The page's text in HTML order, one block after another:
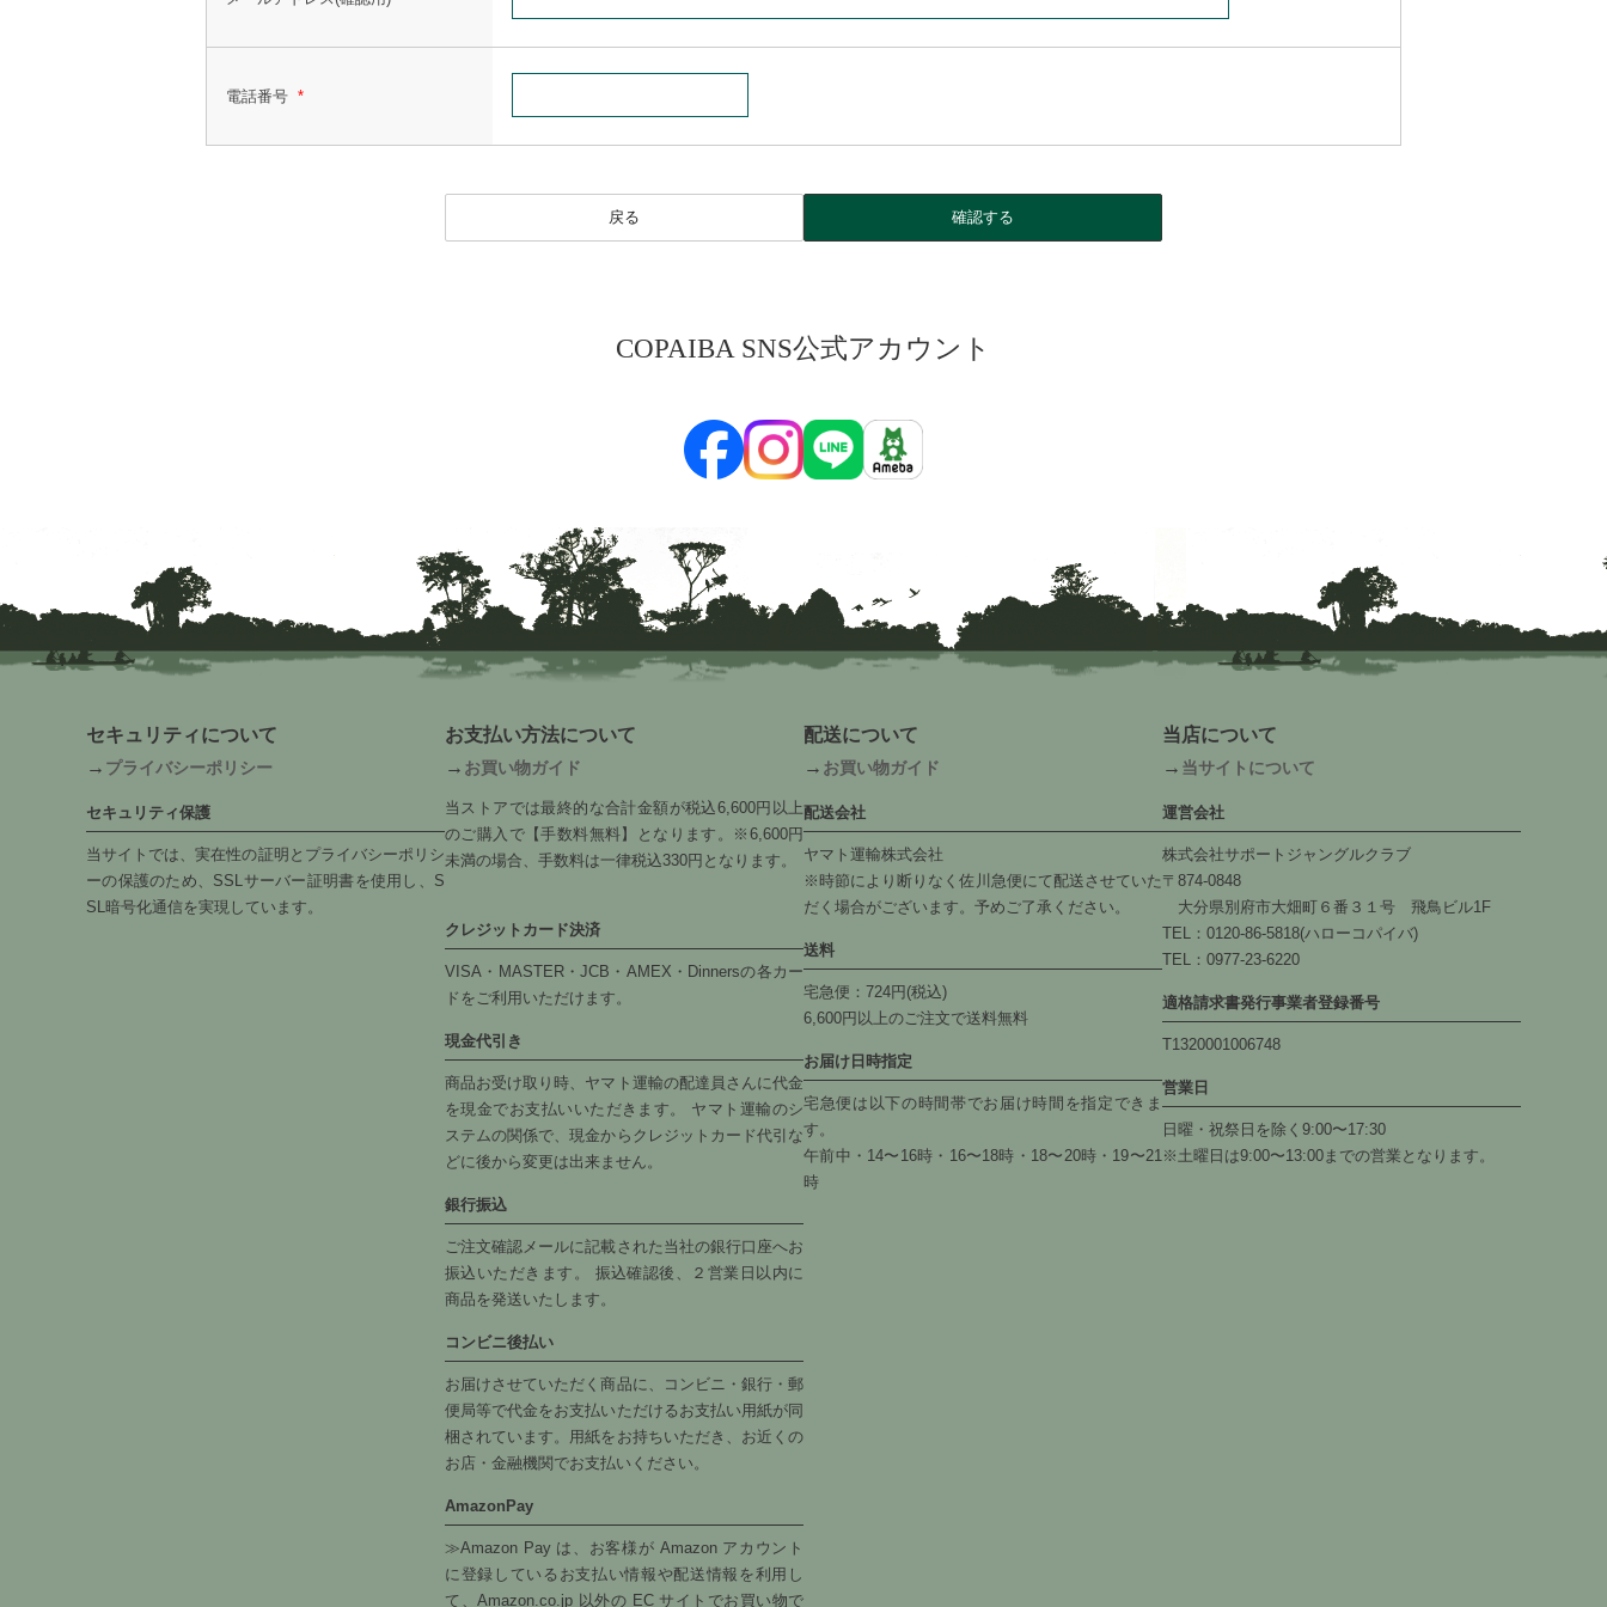
電話番号 *
確認する
戻る
COPAIBA SNS公式アカウント
セキュリティについて
→ プライバシーポリシー
セキュリティ保護
当サイトでは、実在性の証明とプライバシーポリシ
ーの保護のため、SSLサーバー証明書を使用し、S
SL暗号化通信を実現しています。
お支払い方法について
→ お買い物ガイド
当ストアでは最終的な合計金額が税込6,600円以上
のご購入で【手数料無料】となります。※6,600円
未満の場合、手数料は一律税込330円となります。
クレジットカード決済
VISA・MASTER・JCB・AMEX・Dinnersの各カー
ドをご利用いただけます。
現金代引き
商品お受け取り時、ヤマト運輸の配達員さんに代金
を現金でお支払いいただきます。 ヤマト運輸のシ
ステムの関係で、現金からクレジットカード代引な
どに後から変更は出来ません。
銀行振込
ご注文確認メールに記載された当社の銀行口座へお
振込いただきます。 振込確認後、２営業日以内に
商品を発送いたします。
コンビニ後払い
お届けさせていただく商品に、コンビニ・銀行・郵
便局等で代金をお支払いただけるお支払い用紙が同
梱されています。用紙をお持ちいただき、お近くの
お店・金融機関でお支払いください。
AmazonPay
≫Amazon Pay は、お客様が Amazon アカウント
に登録しているお支払い情報や配送情報を利用し
て、Amazon.co.jp 以外の EC サイトでお買い物で
配送について
→ お買い物ガイド
配送会社
ヤマト運輸株式会社
※時節により断りなく佐川急便にて配送させていた
だく場合がございます。予めご了承ください。
送料
宅急便：724円(税込)
6,600円以上のご注文で送料無料
お届け日時指定
宅急便は以下の時間帯でお届け時間を指定できま
す。
午前中・14〜16時・16〜18時・18〜20時・19〜21
時
当店について
→ 当サイトについて
運営会社
株式会社サポートジャングルクラブ
〒874-0848
大分県別府市大畑町６番３１号 飛鳥ビル1F
TEL：0120-86-5818(ハローコパイバ)
TEL：0977-23-6220
適格請求書発行事業者登録番号
T1320001006748
営業日
日曜・祝祭日を除く9:00〜17:30
※土曜日は9:00〜13:00までの営業となります。